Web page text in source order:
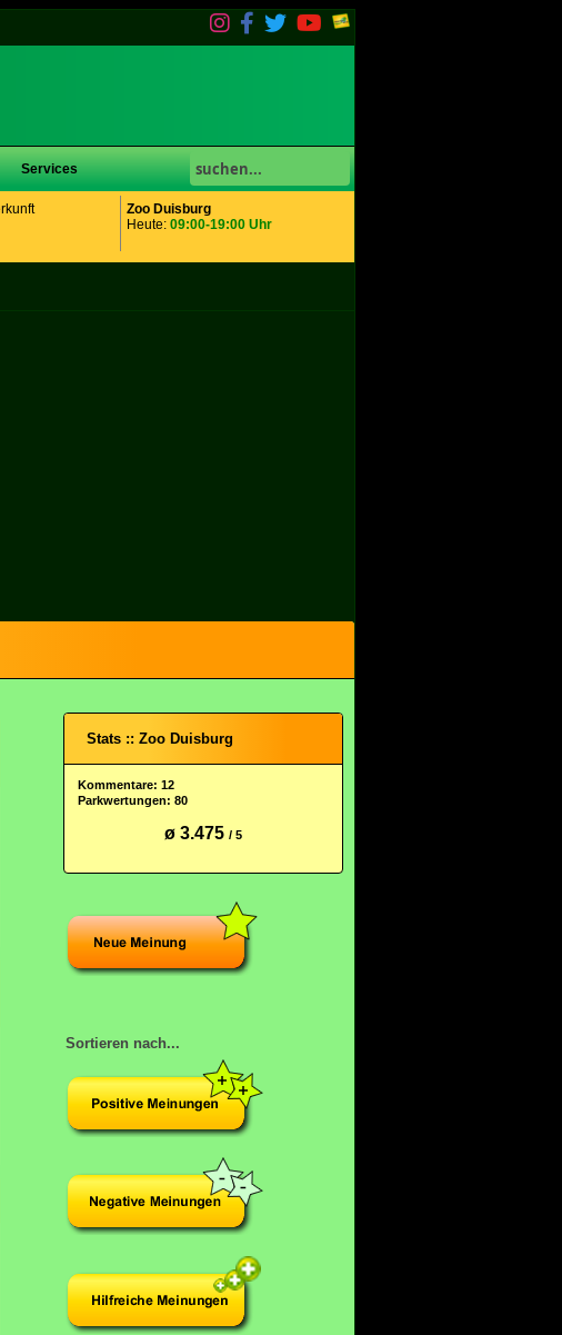
Services
Zoo Duisburg
Heute: 09:00-19:00 Uhr
Stats :: Zoo Duisburg
Kommentare: 12
Parkwertungen: 80
ø 3.475 / 5
Sortieren nach...